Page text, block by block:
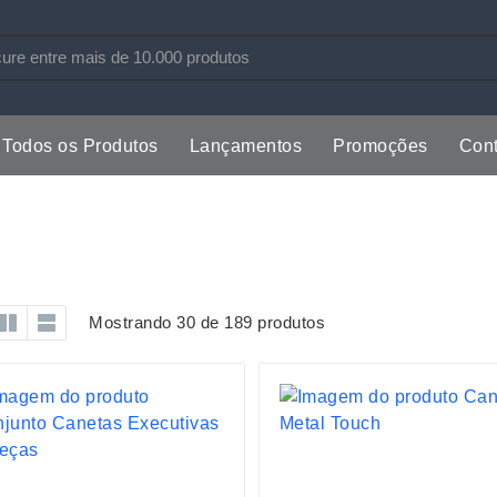
Executivos
Esporte e Jogos
Kit Queijo
Todos os Produtos Lançamentos Promoções
Mostrando 30 de 189 produtos